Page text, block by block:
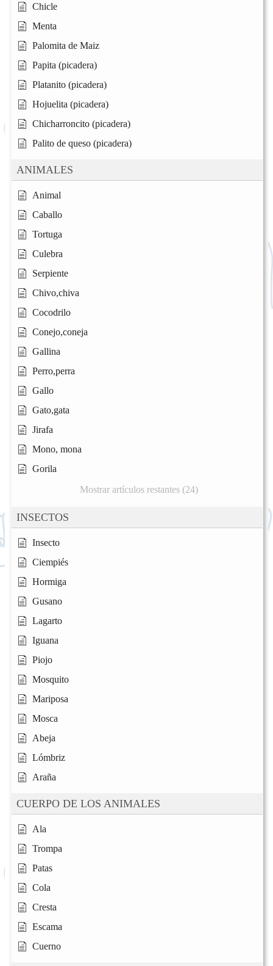
Chicle
Menta
Palomita de Maiz
Papita (picadera)
Platanito (picadera)
Hojuelita (picadera)
Chicharroncito (picadera)
Palito de queso (picadera)
ANIMALES
Animal
Caballo
Tortuga
Culebra
Serpiente
Chivo,chiva
Cocodrilo
Conejo,coneja
Gallina
Perro,perra
Gallo
Gato,gata
Jirafa
Mono, mona
Gorila
Mostrar artículos restantes (24)
INSECTOS
Insecto
Ciempiés
Hormiga
Gusano
Lagarto
Iguana
Piojo
Mosquito
Mariposa
Mosca
Abeja
Lómbriz
Araña
CUERPO DE LOS ANIMALES
Ala
Trompa
Patas
Cola
Cresta
Escama
Cuerno